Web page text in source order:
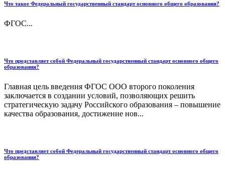
Что такое Федеральный государственный стандарт основного общего образования?
ФГОС...
Что представляет собой Федеральный государственный стандарт основного общего
образования?
Главная цель введения ФГОС ООО второго поколения
заключается в создании условий, позволяющих решить
стратегическую задачу Российского образования – повышение
качества образования, достижение нов...
Что представляет собой Федеральный государственный стандарт основного общего
образования?